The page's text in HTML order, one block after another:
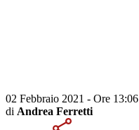
02 Febbraio 2021 - Ore 13:06
di Andrea Ferretti